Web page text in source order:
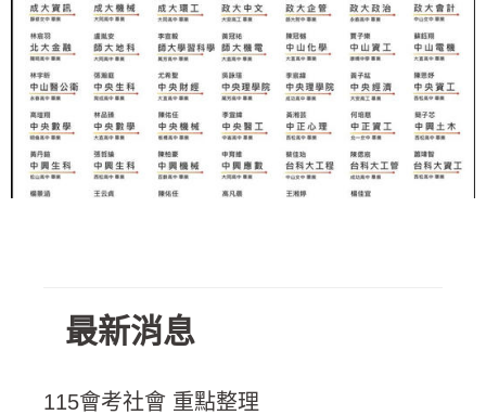
最新消息
115會考社會 重點整理